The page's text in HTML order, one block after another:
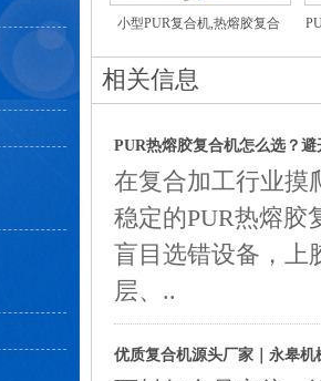
小型PUR复合机,热熔胶复合
相关信息
PUR热熔胶复合机怎么选？避
在复合加工行业摸
稳定的PUR热熔胶
盲目选错设备，上
层、..
优质复合机源头厂家｜永皋